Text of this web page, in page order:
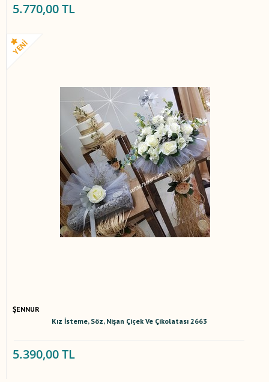
5.770,00 TL
ŞENNUR
Kız İsteme, Söz, Nişan Çiçek Ve Çikolatası 2663
5.390,00 TL